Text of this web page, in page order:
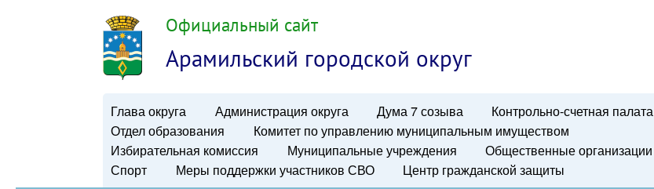
Официальный сайт
Арамильский городской округ
Глава округа Администрация округа Дума 7 созыва
Контрольно-счетная палата
Отдел образования
Комитет по управлению муниципальным имуществом
Избирательная комиссия
Муниципальные учреждения Общественные организации
Спорт
Меры поддержки участников СВО Центр гражданской защиты